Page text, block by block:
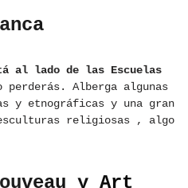
al lado de las Escuelas
Alberga algunas
y etnográficas y una gran
religiosas , algo
y Art